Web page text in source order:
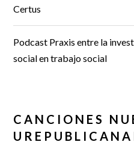
Certus
Podcast Praxis entre la
social en trabajo social
CANCIONES